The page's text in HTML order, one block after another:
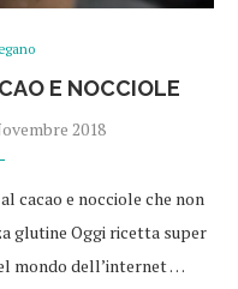
E NOCCIOLE
2018
cacao e nocciole che non
glutine Oggi ricetta super
mondo dell’internet …